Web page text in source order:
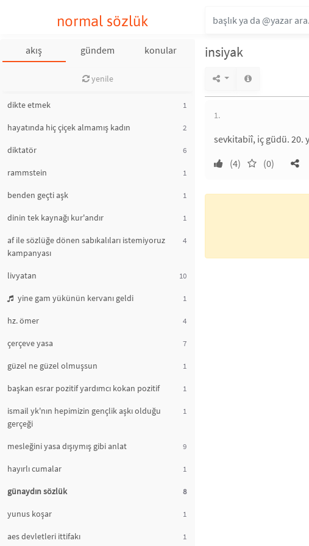
normal sözlük
akış gündem konular
yenile
dikte etmek 1
hayatında hiç çiçek almamış kadın 2
diktatör 6
rammstein 1
benden geçti aşk 1
dinin tek kaynağı kur'andır 1
af ile sözlüğe dönen sabıkalıları istemiyoruz
kampanyası
4
livyatan 10
yine gam yükünün kervanı geldi 1
hz. ömer 4
çerçeve yasa 7
güzel ne güzel olmuşsun 1
başkan esrar pozitif yardımcı kokan pozitif 1
ismail yk'nın hepimizin gençlik aşkı olduğu
gerçeği
1
mesleğini yasa dışıymış gibi anlat 9
hayırlı cumalar 1
günaydın sözlük 8
yunus koşar 1
aes devletleri ittifakı 1
insiyak
1.
sevkitabiî, iç güdü. 20.
(4)
(0)